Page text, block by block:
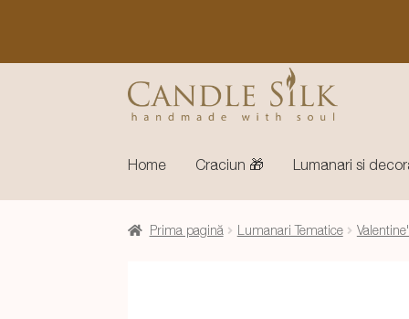
la
navigare
la
conținut
Home Craciun 🎁 Lumanari si
Prima pagină Lumanari Tematice